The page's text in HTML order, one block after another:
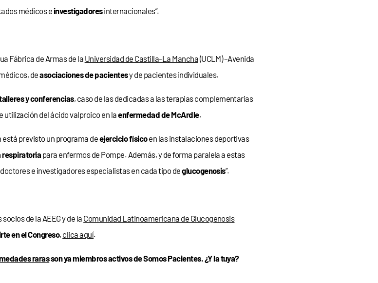
médicos e investigadoresinternacionales”.
Fábrica de Armas de la Universidad de Castilla-La Mancha(UCLM) –Avenida
deasociaciones de pacientesy de pacientes individuales.
y conferencias, caso de las dedicadas a las terapias complementarias
utilización del ácido valproico en laenfermedad de McArdle.
está previsto un programa deejercicio físicoen las instalaciones deportivas
respiratoriapara enfermos de Pompe. Además, y de forma paralela a estas
e investigadores especialistas en cada tipo deglucogenosis”.
socios de la AEEG y de la Comunidad Latinoamericana de Glucogenosis
en el Congreso, clica aquí.
rarasson ya miembros activos de Somos Pacientes. ¿Y la tuya?